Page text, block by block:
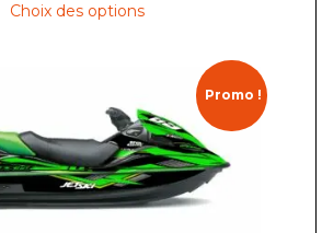
Choix des options
Promo !